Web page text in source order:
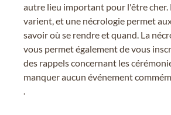
autre lieu important pour l'être cher.
varient, et une nécrologie permet
savoir où se rendre et quand. La
vous permet également de vous
des rappels concernant les
manquer aucun événement